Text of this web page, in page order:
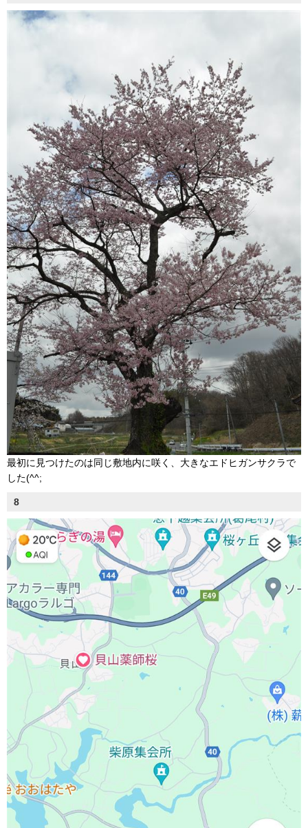
最初に見つけたのは同じ敷地内に咲く、大きなエドヒガンサクラで
した(^^;
8